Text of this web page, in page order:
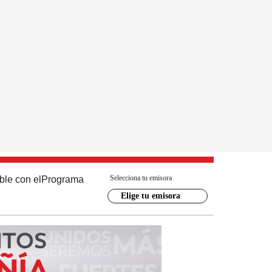
con el Programa Selecciona tu emisora
Elige tu emisora